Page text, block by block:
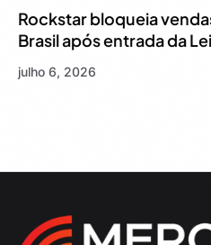
Rockstar bloqueia
Brasil após entrada da
julho 6, 2026